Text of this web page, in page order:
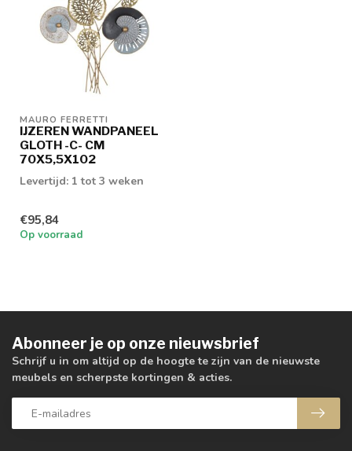
MAURO FERRETTI
IJZEREN WANDPANEEL
GLOTH -C- CM
70X5,5X102
Levertijd: 1 tot 3 weken
€95,84
Op voorraad
Abonneer je op onze nieuwsbrief
Schrijf u in om altijd op de hoogte te zijn van de nieuwste
meubels en scherpste kortingen & acties.